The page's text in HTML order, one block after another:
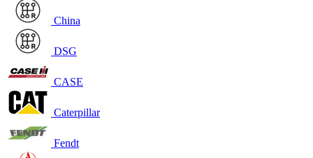
China
DSG
CASE
Caterpillar
Fendt